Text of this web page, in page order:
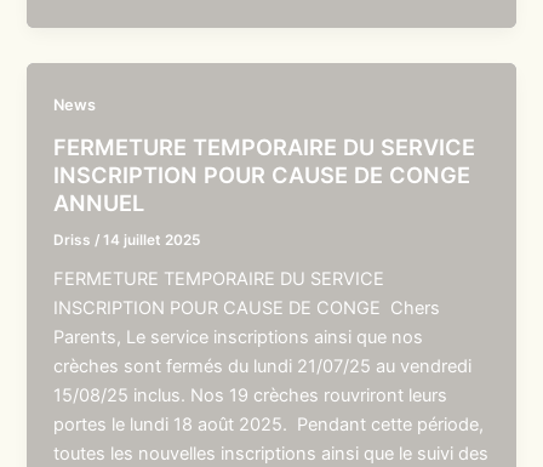
News
FERMETURE TEMPORAIRE DU SERVICE
INSCRIPTION POUR CAUSE DE CONGE
ANNUEL
Driss /14 juillet 2025
FERMETURE TEMPORAIRE DU SERVICE
INSCRIPTION POUR CAUSE DE CONGE Chers
Parents, Le service inscriptions ainsi que nos
crèches sont fermés du lundi 21/07/25 au vendredi
15/08/25 inclus. Nos 19 crèches rouvriront leurs
portes le lundi 18 août 2025. Pendant cette période,
toutes les nouvelles inscriptions ainsi que le suivi des